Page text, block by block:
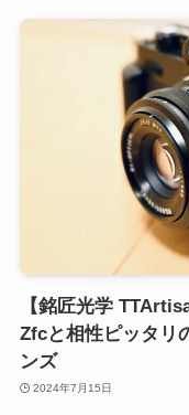
【銘匠光学
Zfcと相性ピッタリ
ンズ
2024年7月15日